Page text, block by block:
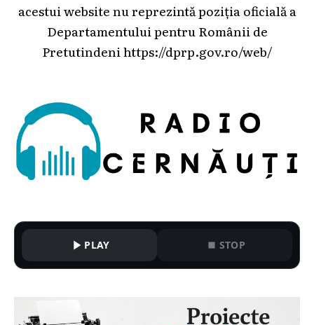
acestui website nu reprezintă poziția oficială a
Departamentului pentru Românii de
Pretutindeni https://dprp.gov.ro/web/
PLAY STOP